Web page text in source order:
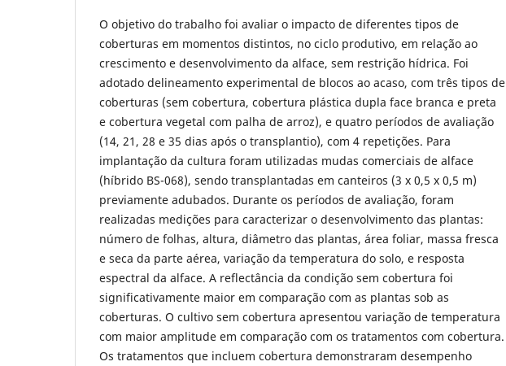
O objetivo do trabalho foi avaliar o impacto de diferentes tipos de
coberturas em momentos distintos, no ciclo produtivo, em relação ao
crescimento e desenvolvimento da alface, sem restrição hídrica. Foi
adotado delineamento experimental de blocos ao acaso, com três tipos de
coberturas (sem cobertura, cobertura plástica dupla face branca e preta
e cobertura vegetal com palha de arroz), e quatro períodos de avaliação
(14, 21, 28 e 35 dias após o transplantio), com 4 repetições. Para
implantação da cultura foram utilizadas mudas comerciais de alface
(híbrido BS-068), sendo transplantadas em canteiros (3 x 0,5 x 0,5 m)
previamente adubados. Durante os períodos de avaliação, foram
realizadas medições para caracterizar o desenvolvimento das plantas:
número de folhas, altura, diâmetro das plantas, área foliar, massa fresca
e seca da parte aérea, variação da temperatura do solo, e resposta
espectral da alface. A reflectância da condição sem cobertura foi
significativamente maior em comparação com as plantas sob as
coberturas. O cultivo sem cobertura apresentou variação de temperatura
com maior amplitude em comparação com os tratamentos com cobertura.
Os tratamentos que incluem cobertura demonstraram desempenho